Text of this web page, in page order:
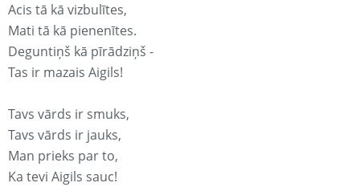
Acis tā kā vizbulītes,
Mati tā kā pienenītes.
Deguntiņš kā pīrādziņš -
Tas ir mazais Aigils!
Tavs vārds ir smuks,
Tavs vārds ir jauks,
Man prieks par to,
Ka tevi Aigils sauc!